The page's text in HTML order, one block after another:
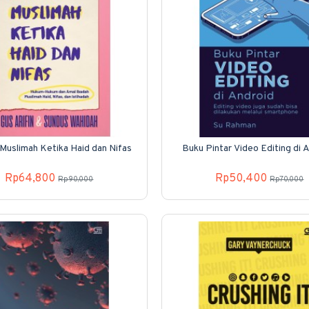
Ketika Haid dan Nifas
Rp64,800 Rp90,000
Buku Pintar Video Editing di
Rp50,400 Rp70,000